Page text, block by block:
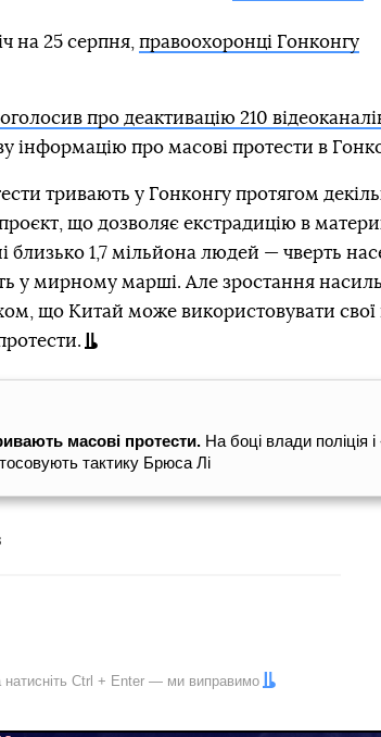
на 25 серпня, правоохоронці Гонконгу
про деактивацію 210
про масові протести в
тривають у Гонконгу протягом
що дозволяє екстрадицію в
близько 1,7 мільйона людей — чверть
у мирному марші. Але зростання
що Китай може використовувати свої
масові протести. На боці влади поліція
тактику Брюса Лі
Ctrl + Enter — ми виправимо